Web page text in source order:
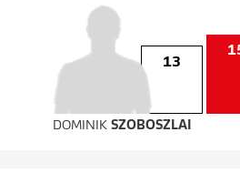
13
DOMINIK SZOBOSZLAI